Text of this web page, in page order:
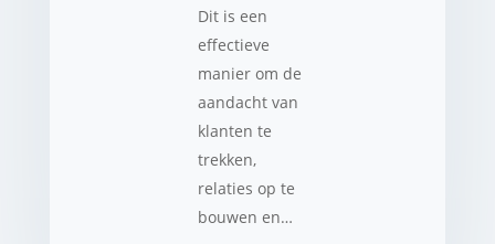
Dit is een
effectieve
manier om de
aandacht van
klanten te
trekken,
relaties op te
bouwen en…